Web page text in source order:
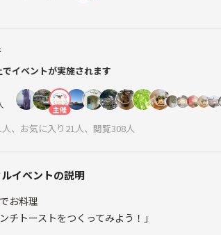
イベントが実施されます
主催
、お気に入り21人、閲覧308人
イベントの説明
お料理
ンチトーストをつくってみよう！」